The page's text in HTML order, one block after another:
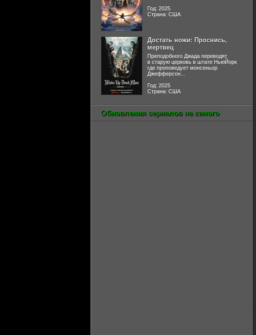
Год: 2025
Страна: США
Достать ножи: Проснись,
мертвец
Преподобного Джада переводят
в старую церковь в штате НьюЙорк
где проповедует монсеньор
Джефферсон...
Год: 2025
Страна: США
Обновления сериалов на киного